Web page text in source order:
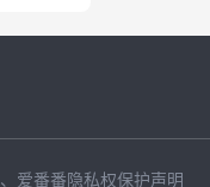
、 爱番番隐私权保护声明